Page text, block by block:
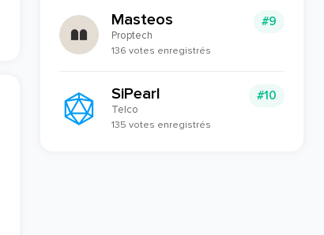
#9
Masteos
Proptech
136 votes enregistrés
#10
SiPearl
Telco
135 votes enregistrés